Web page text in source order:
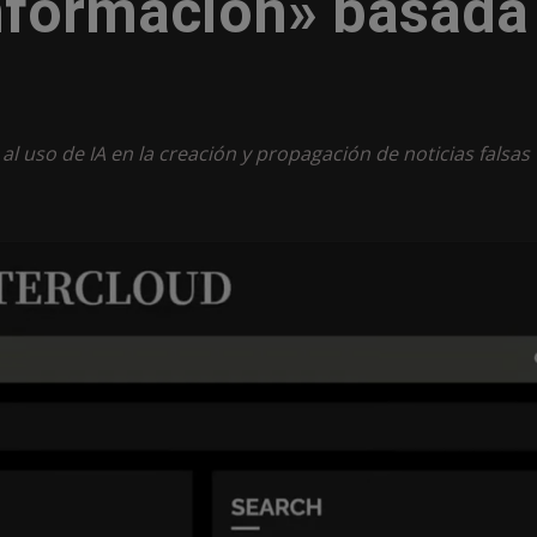
uso de IA en la creación y propagación de noticias falsas